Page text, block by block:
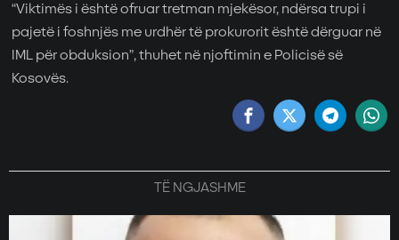
“Viktimës i është ofruar tretman mjekësor, ndërsa trupi i
pajetë i foshnjës me urdhër të prokurorit është dërguar në
IML për obduksion”, thuhet në njoftimin e Policisë së
Kosovës.
TË NGJASHME